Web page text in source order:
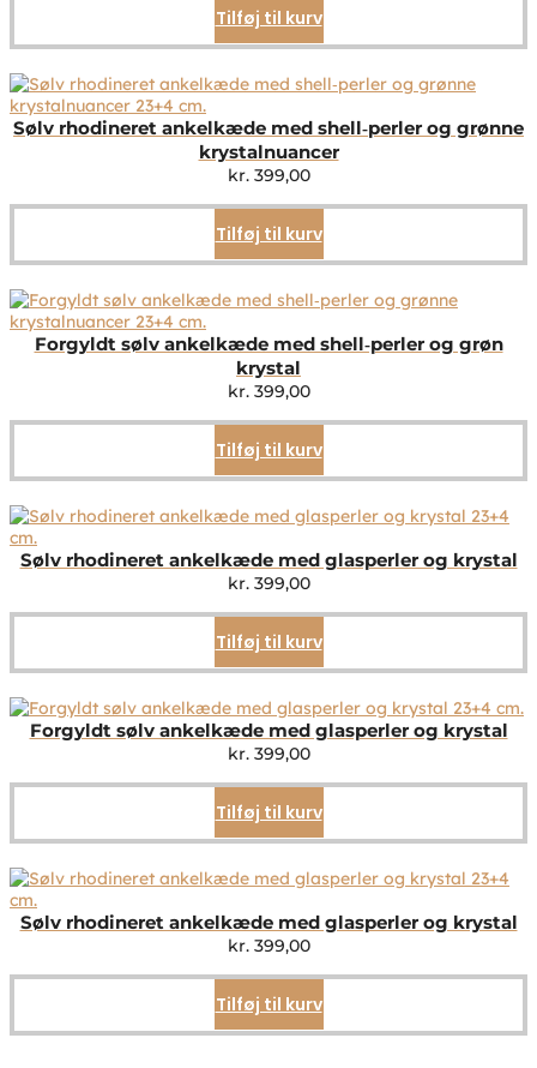
Tilføj til kurv
Sølv rhodineret ankelkæde med shell‑perler og grønne
krystalnuancer
kr.399,00
Tilføj til kurv
Forgyldt sølv ankelkæde med shell‑perler og grøn
krystal
kr.399,00
Tilføj til kurv
Sølv rhodineret ankelkæde med glasperler og krystal
kr.399,00
Tilføj til kurv
Forgyldt sølv ankelkæde med glasperler og krystal
kr.399,00
Tilføj til kurv
Sølv rhodineret ankelkæde med glasperler og krystal
kr.399,00
Tilføj til kurv